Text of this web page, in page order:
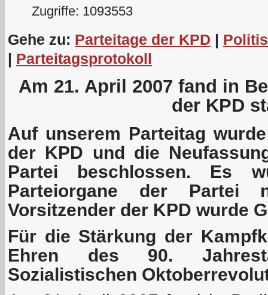
Zugriffe: 1093553
Gehe zu: Parteitage der KPD |
| Parteitagsprotokoll
Am 21. April 2007 fand in
der KPD
Auf unserem Parteitag
der KPD und die
Partei beschlossen. Es
Parteiorgane der Partei
Vorsitzender der KPD wurde
Für die Stärkung der
Ehren des 90.
Sozialistischen